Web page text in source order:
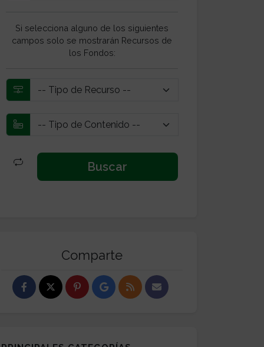
Si selecciona alguno de los siguientes
campos solo se mostrarán Recursos de
los Fondos:
Comparte